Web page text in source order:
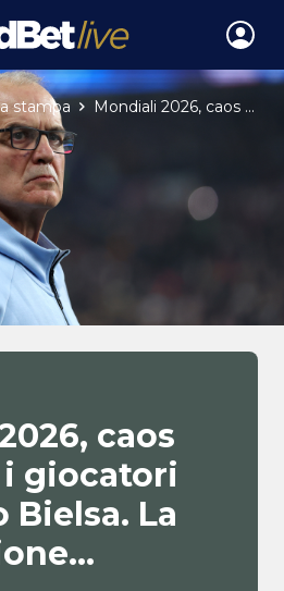
stampa Mondiali 2026, caos ...
caos
giocatori
Bielsa. La